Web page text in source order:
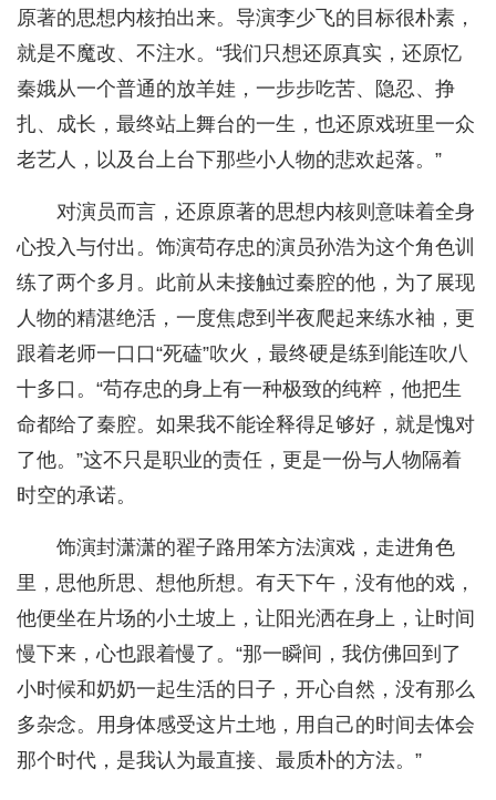
原著的思想内核拍出来。导演李少飞的目标很朴素，
就是不魔改、不注水。“我们只想还原真实，还原忆
秦娥从一个普通的放羊娃，一步步吃苦、隐忍、挣
扎、成长，最终站上舞台的一生，也还原戏班里一众
老艺人，以及台上台下那些小人物的悲欢起落。”
对演员而言，还原原著的思想内核则意味着全身
心投入与付出。饰演苟存忠的演员孙浩为这个角色训
练了两个多月。此前从未接触过秦腔的他，为了展现
人物的精湛绝活，一度焦虑到半夜爬起来练水袖，更
跟着老师一口口“死磕”吹火，最终硬是练到能连吹八
十多口。“苟存忠的身上有一种极致的纯粹，他把生
命都给了秦腔。如果我不能诠释得足够好，就是愧对
了他。”这不只是职业的责任，更是一份与人物隔着
时空的承诺。
饰演封潇潇的翟子路用笨方法演戏，走进角色
里，思他所思、想他所想。有天下午，没有他的戏，
他便坐在片场的小土坡上，让阳光洒在身上，让时间
慢下来，心也跟着慢了。“那一瞬间，我仿佛回到了
小时候和奶奶一起生活的日子，开心自然，没有那么
多杂念。用身体感受这片土地，用自己的时间去体会
那个时代，是我认为最直接、最质朴的方法。”